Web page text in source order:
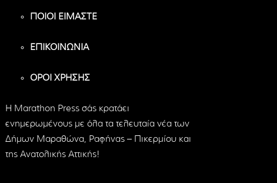
ΠΟΙΟΙ ΕΙΜΑΣΤΕ
ΕΠΙΚΟΙΝΩΝΙΑ
ΟΡΟΙ ΧΡΗΣΗΣ
H Marathon Press σάς κρατάει
ενημερωμένους με όλα τα τελευταία νέα των
Δήμων Μαραθώνα, Ραφήνας – Πικερμίου και
της Ανατολικής Αττικής!